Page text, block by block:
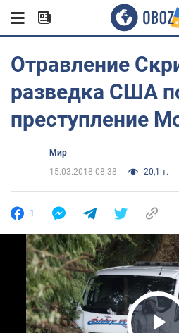
Отравление
разведка США
преступление
Мир
15.03.2018 08:38
20,1 т.
1